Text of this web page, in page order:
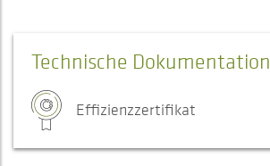
Technische Dokumentation
Effizienzzertifikat